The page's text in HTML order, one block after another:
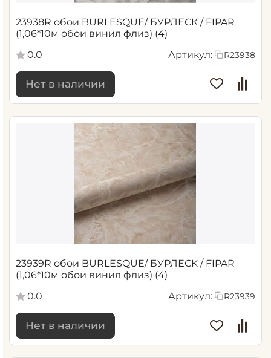
23938R обои BURLESQUE/ БУРЛЕСК / FIPAR
(1,06*10м обои винил флиз) (4)
0.0
Артикул: R23938
Нет в наличии
23939R обои BURLESQUE/ БУРЛЕСК / FIPAR
(1,06*10м обои винил флиз) (4)
0.0
Артикул: R23939
Нет в наличии